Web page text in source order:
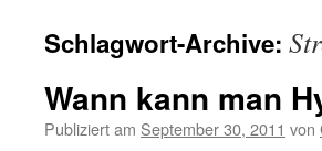
Schlagwort-Archive:
Wann kann man
Publiziert am September 30, 2011 von